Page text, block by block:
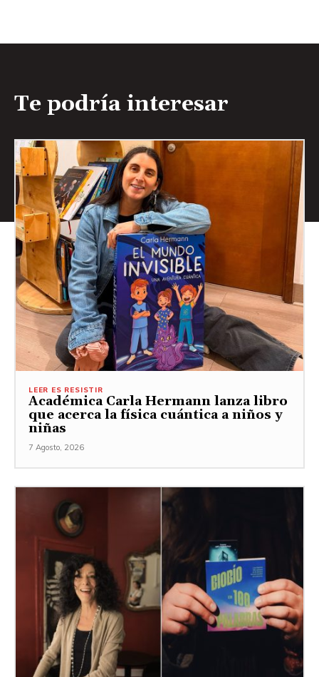
Te podría interesar
LEER ES RESISTIR
Académica Carla Hermann lanza libro
que acerca la física cuántica a niños y
niñas
7 Agosto, 2026